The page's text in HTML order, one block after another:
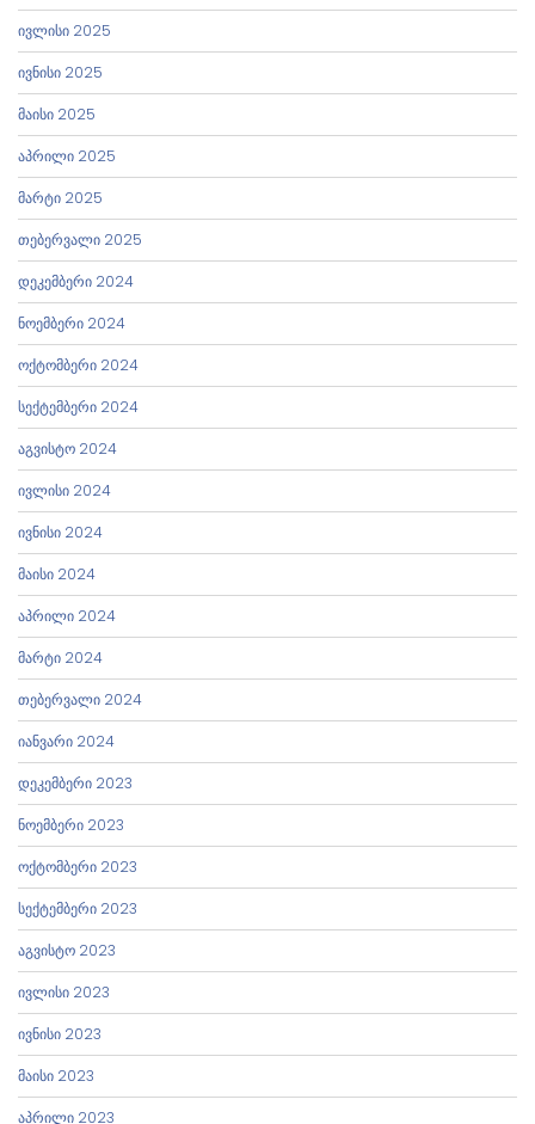
ივლისი 2025
ივნისი 2025
მაისი 2025
აპრილი 2025
მარტი 2025
თებერვალი 2025
დეკემბერი 2024
ნოემბერი 2024
ოქტომბერი 2024
სექტემბერი 2024
აგვისტო 2024
ივლისი 2024
ივნისი 2024
მაისი 2024
აპრილი 2024
მარტი 2024
თებერვალი 2024
იანვარი 2024
დეკემბერი 2023
ნოემბერი 2023
ოქტომბერი 2023
სექტემბერი 2023
აგვისტო 2023
ივლისი 2023
ივნისი 2023
მაისი 2023
აპრილი 2023